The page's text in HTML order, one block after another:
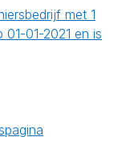
met 1
01-2021 en is